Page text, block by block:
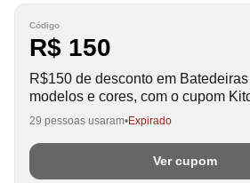
Código
R$ 150
R$150 de desconto em
modelos e cores, com o cupom
29 pessoas usaram Expirado
Ver cupom